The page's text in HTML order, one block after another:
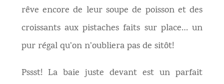
rêve encore de leur soupe de poisson et des
croissants aux pistaches faits sur place… un
pur régal qu’on n’oubliera pas de sitôt!
Pssst! La baie juste devant est un parfait